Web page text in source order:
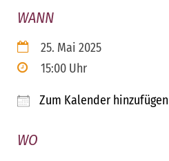
WANN
25. Mai 2025
15:00 Uhr
Zum Kalender hinzufügen
WO